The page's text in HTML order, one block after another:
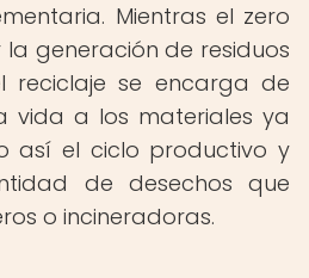
Mientras el zero
generación de residuos
reciclaje se encarga de
vida a los materiales ya
así el ciclo productivo y
de desechos que
o incineradoras.